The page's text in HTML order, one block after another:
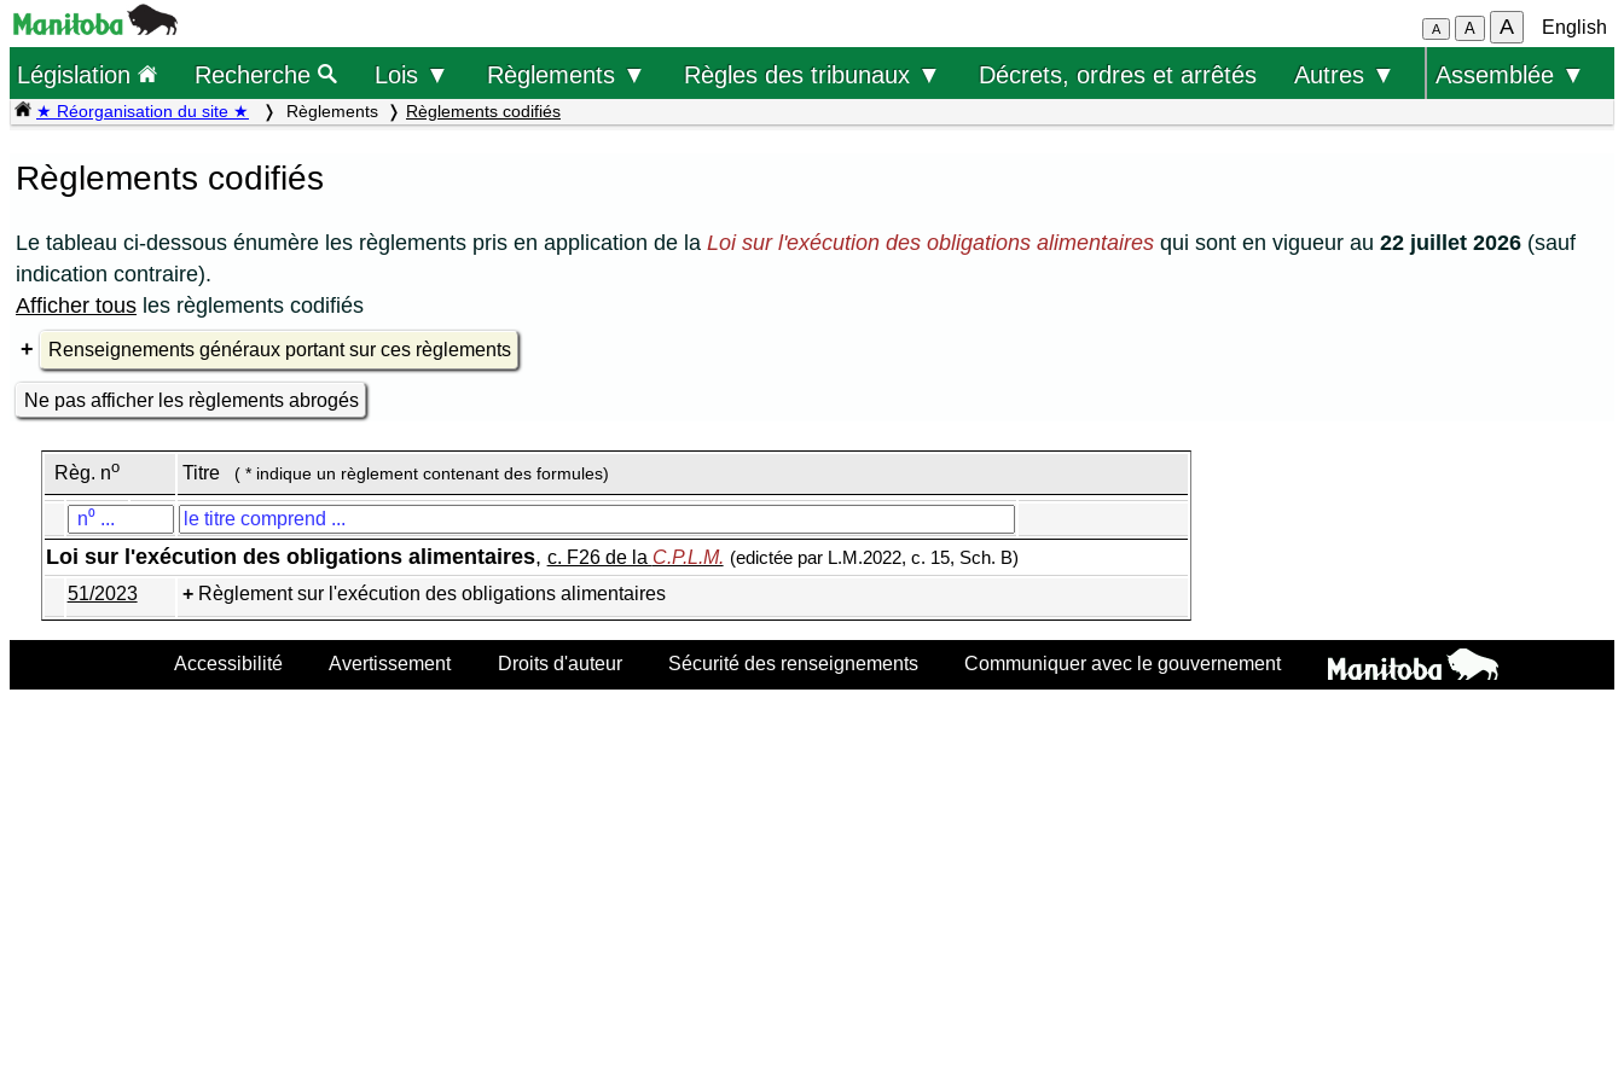
A A A English
Législation Recherche Lois ▼ Règlements ▼ Règles des tribunaux ▼ Décrets, ordres et arrêtés Autres ▼ Assemblée ▼
★ Réorganisation du site ★ Règlements Règlements codifiés
Règlements codifiés
Le tableau ci-dessous énumère les règlements pris en application de la Loi sur l'exécution des obligations alimentaires qui sont en vigueur au 22 juillet 2026 (sauf
indication contraire).
Afficher tous les règlements codifiés
Renseignements généraux portant sur ces règlements
Ne pas afficher les règlements abrogés
Règ. no Titre ( * indique un règlement contenant des formules)
Loi sur l'exécution des obligations alimentaires, c. F26 de la C.P.L.M. (edictée par L.M.2022, c. 15, Sch. B)
51/2023
Règlement sur l'exécution des obligations alimentaires
Accessibilité Avertissement Droits d'auteur Sécurité des renseignements Communiquer avec le gouvernement